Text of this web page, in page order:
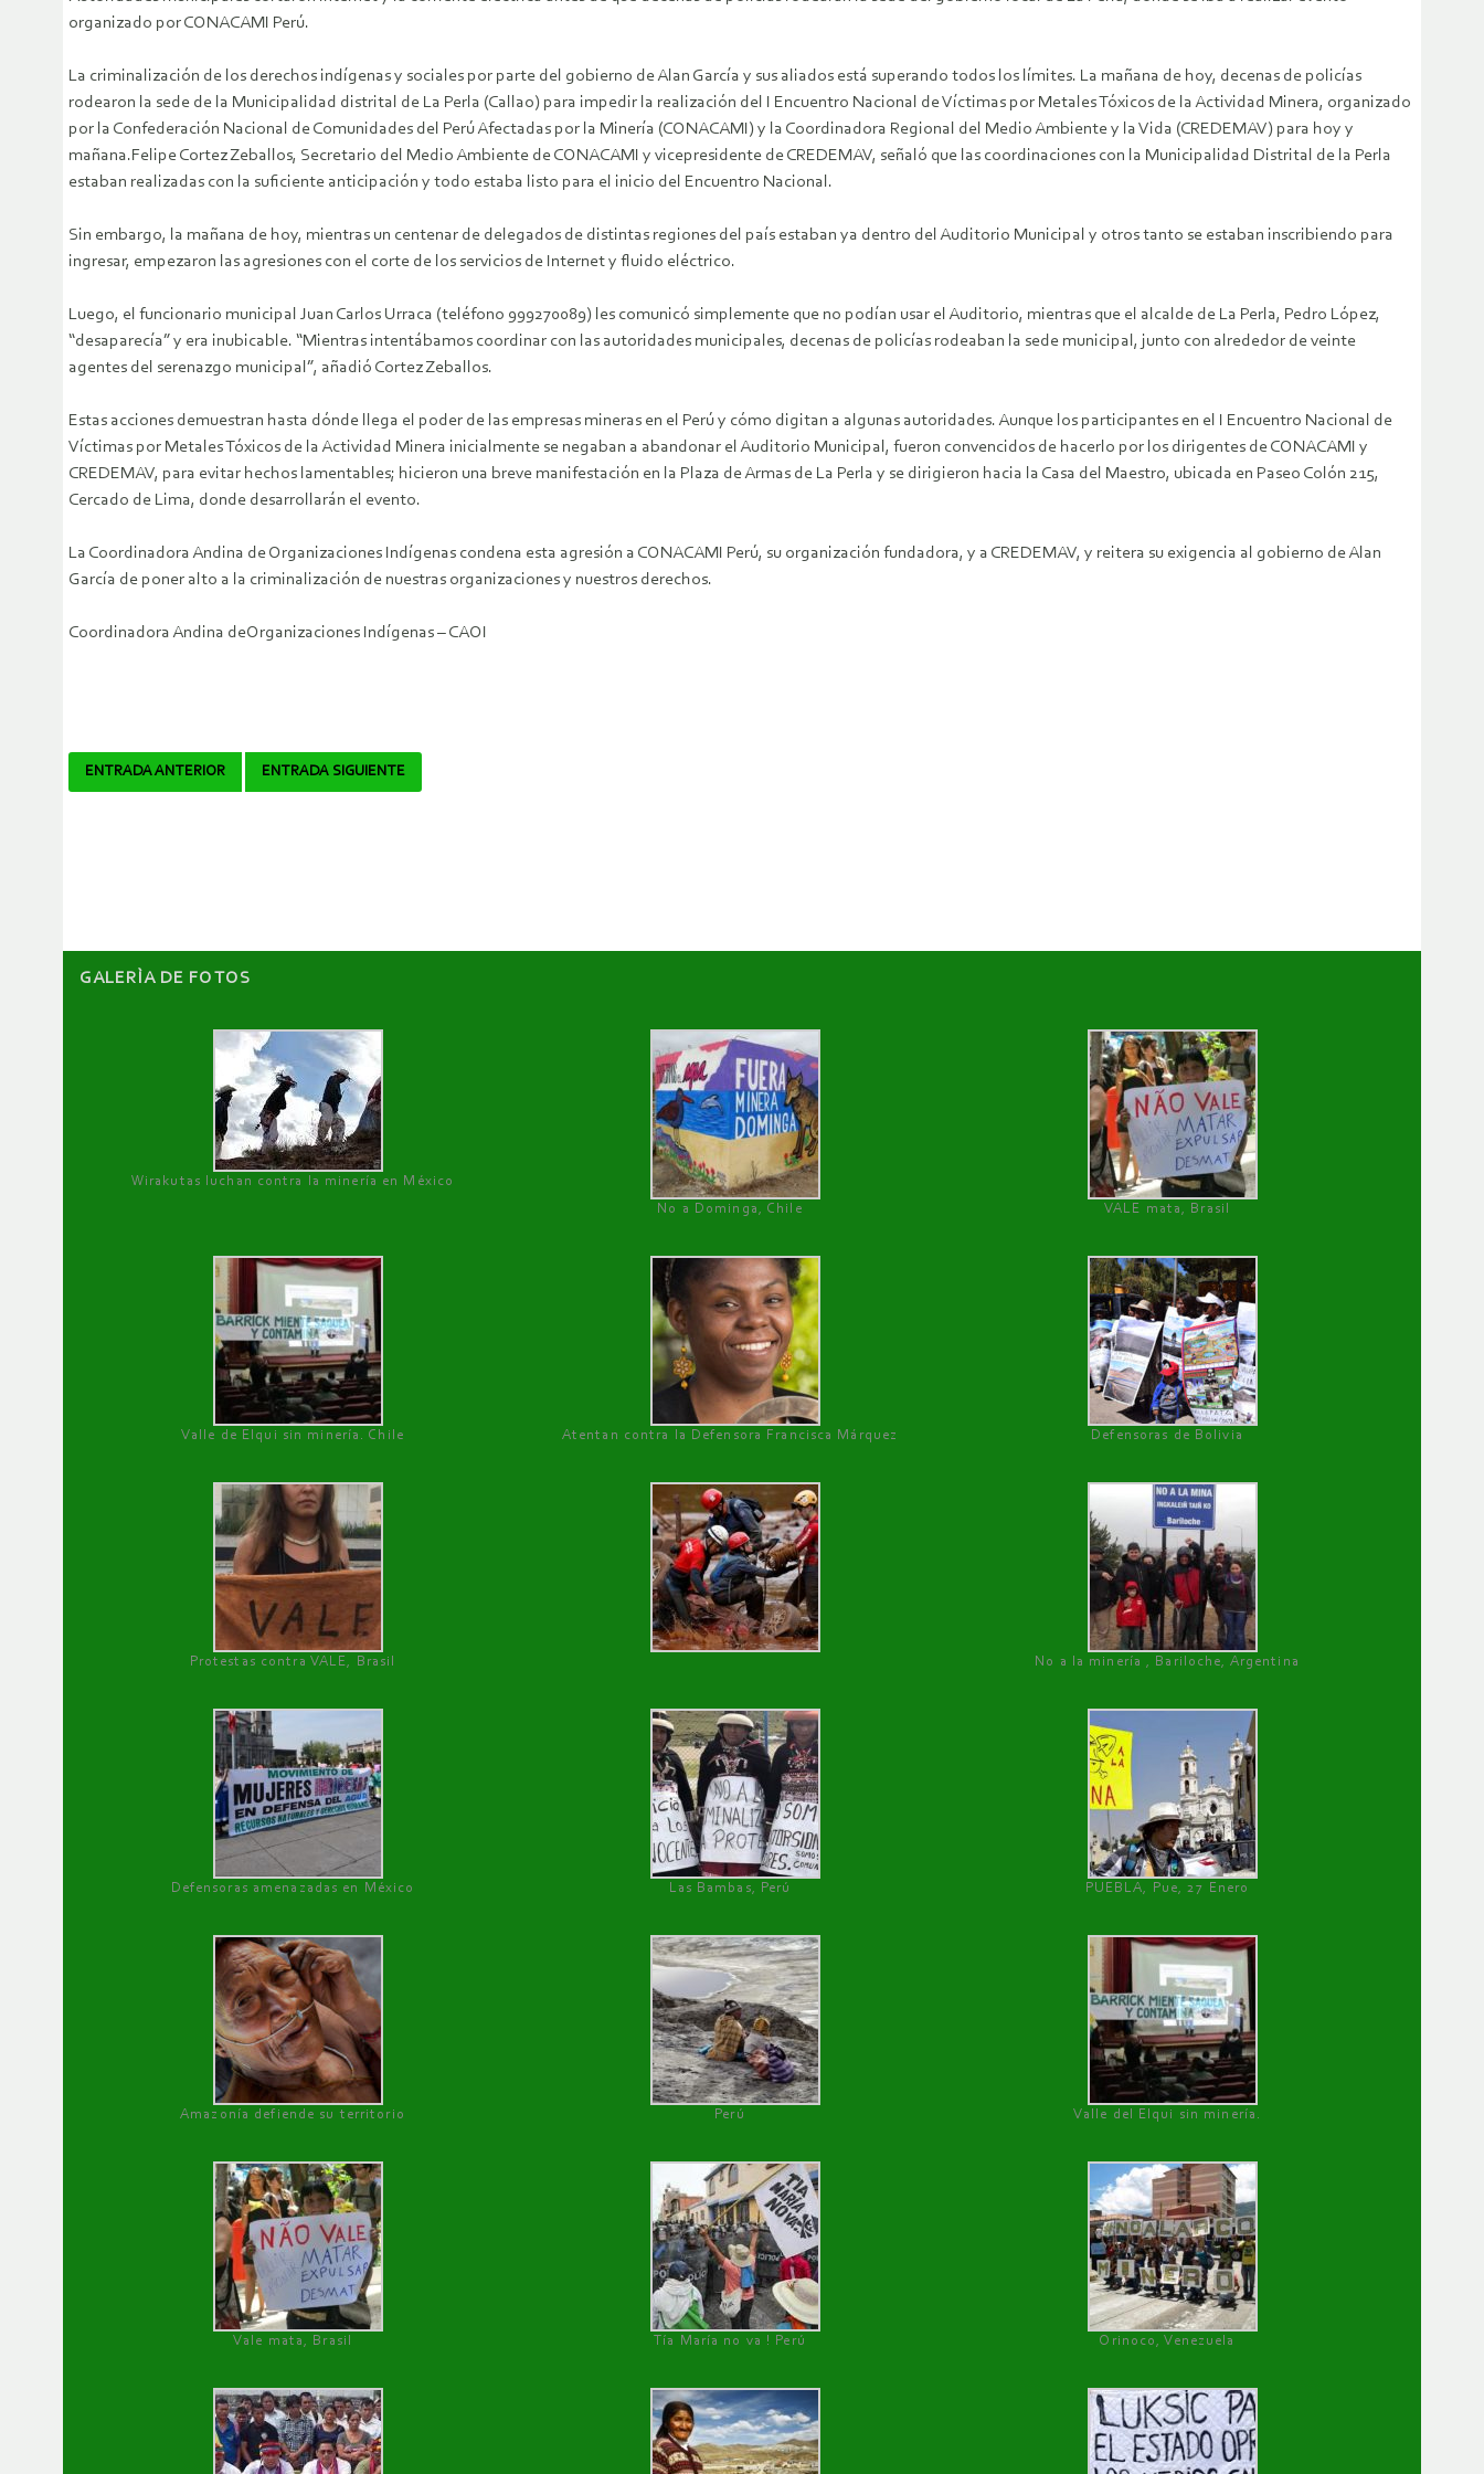
organizado por CONACAMI Perú.
La criminalización de los derechos indígenas y sociales por parte del gobierno de Alan García y sus aliados está superando todos los límites. La mañana de hoy, decenas de policías
rodearon la sede de la Municipalidad distrital de La Perla (Callao) para impedir la realización del I Encuentro Nacional de Víctimas por Metales Tóxicos de la Actividad Minera, organizado
por la Confederación Nacional de Comunidades del Perú Afectadas por la Minería (CONACAMI) y la Coordinadora Regional del Medio Ambiente y la Vida (CREDEMAV) para hoy y
mañana.Felipe Cortez Zeballos, Secretario del Medio Ambiente de CONACAMI y vicepresidente de CREDEMAV, señaló que las coordinaciones con la Municipalidad Distrital de la Perla
estaban realizadas con la suficiente anticipación y todo estaba listo para el inicio del Encuentro Nacional.
Sin embargo, la mañana de hoy, mientras un centenar de delegados de distintas regiones del país estaban ya dentro del Auditorio Municipal y otros tanto se estaban inscribiendo para
ingresar, empezaron las agresiones con el corte de los servicios de Internet y fluido eléctrico.
Luego, el funcionario municipal Juan Carlos Urraca (teléfono 999270089) les comunicó simplemente que no podían usar el Auditorio, mientras que el alcalde de La Perla, Pedro López,
“desaparecía” y era inubicable. “Mientras intentábamos coordinar con las autoridades municipales, decenas de policías rodeaban la sede municipal, junto con alrededor de veinte
agentes del serenazgo municipal”, añadió Cortez Zeballos.
Estas acciones demuestran hasta dónde llega el poder de las empresas mineras en el Perú y cómo digitan a algunas autoridades. Aunque los participantes en el I Encuentro Nacional de
Víctimas por Metales Tóxicos de la Actividad Minera inicialmente se negaban a abandonar el Auditorio Municipal, fueron convencidos de hacerlo por los dirigentes de CONACAMI y
CREDEMAV, para evitar hechos lamentables; hicieron una breve manifestación en la Plaza de Armas de La Perla y se dirigieron hacia la Casa del Maestro, ubicada en Paseo Colón 215,
Cercado de Lima, donde desarrollarán el evento.
La Coordinadora Andina de Organizaciones Indígenas condena esta agresión a CONACAMI Perú, su organización fundadora, y a CREDEMAV, y reitera su exigencia al gobierno de Alan
García de poner alto a la criminalización de nuestras organizaciones y nuestros derechos.
Coordinadora Andina deOrganizaciones Indígenas – CAOI
Navegador
ENTRADA ANTERIOR ENTRADA SIGUIENTE
GALERÌA DE FOTOS
Wirakutas luchan contra la minería en México
No a Dominga, Chile
VALE mata, Brasil
Valle de Elqui sin minería. Chile Atentan contra la Defensora Francisca Márquez Defensoras de Bolivia
Protestas contra VALE, Brasil No a la minería , Bariloche, Argentina
Defensoras amenazadas en México Las Bambas, Perú PUEBLA, Pue, 27 Enero
Amazonía defiende su territorio Perú Valle del Elqui sin minería.
Vale mata, Brasil Tía María no va ! Perú Orinoco, Venezuela